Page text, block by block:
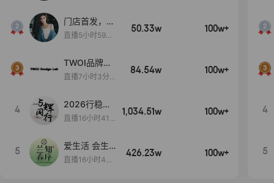
门店首发，秋
款大上新！！
直播5小时59分
50.33w 100w+
TWOI品牌直
播间新款上
直播7小时3分5
84.54w 100w+
4
2026行稳致
远
直播16小时41
1,034.51w 100w+
5
爱生活 会生
活
直播16小时45
426.23w 100w+
4
5